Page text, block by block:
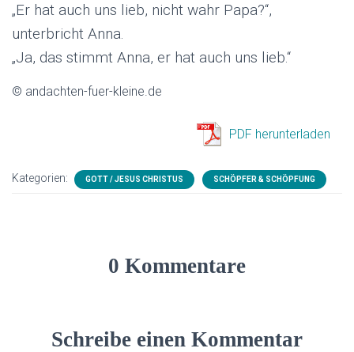
„Er hat auch uns lieb, nicht wahr Papa?“,
unterbricht Anna.
„Ja, das stimmt Anna, er hat auch uns lieb.“
© andachten-fuer-kleine.de
PDF herunterladen
Kategorien: GOTT / JESUS CHRISTUS SCHÖPFER & SCHÖPFUNG
0 Kommentare
Schreibe einen Kommentar